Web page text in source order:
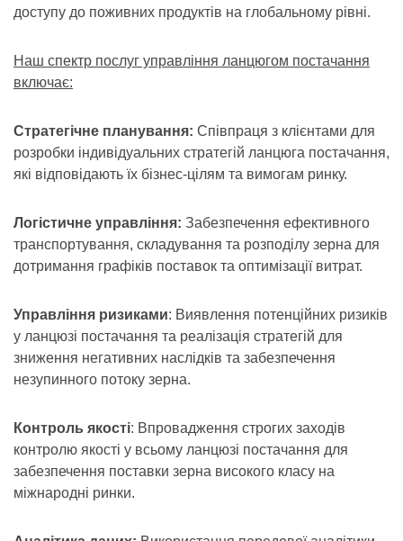
доступу до поживних продуктів на глобальному рівні.
Наш спектр послуг управління ланцюгом постачання
включає:
Стратегічне планування: Співпраця з клієнтами для
розробки індивідуальних стратегій ланцюга постачання,
які відповідають їх бізнес-цілям та вимогам ринку.
Логістичне управління: Забезпечення ефективного
транспортування, складування та розподілу зерна для
дотримання графіків поставок та оптимізації витрат.
Управління ризиками: Виявлення потенційних ризиків
у ланцюзі постачання та реалізація стратегій для
зниження негативних наслідків та забезпечення
незупинного потоку зерна.
Контроль якості: Впровадження строгих заходів
контролю якості у всьому ланцюзі постачання для
забезпечення поставки зерна високого класу на
міжнародні ринки.